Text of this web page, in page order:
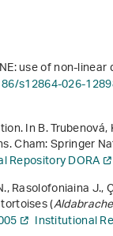
use of non-
s12864-026-
In B. Trubenová,
. Cham: Springer
Repository DORA
Rasolofoniaina J.,
(
Institutional